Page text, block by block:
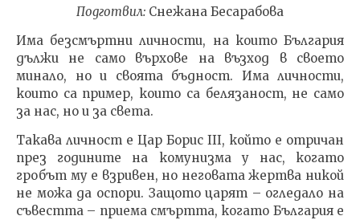
NOW VIEWING
Цар Борис III
Обединител, царят-
Boris III The Unifier, the
king-conscience, gave life
to Bulgaria
24.08.2022
admin
Подготвил: Снежана Бесарабова
Има безсмъртни личности, на които България
дължи не само върхове на възход в своето
минало, но и своята бъдност. Има личности,
които са пример, които са белязаност, не само
за нас, но и за света.
Такава личност е Цар Борис III, който е отричан
през годините на комунизма у нас, когато
гробът му е взривен, но неговата жертва никой
не можа да оспори. Защото царят – огледало на
съвестта – приема смъртта, когато България е